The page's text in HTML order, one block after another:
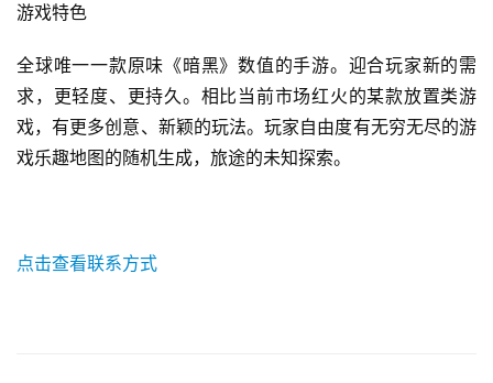
游戏特色
全球唯一一款原味《暗黑》数值的手游。迎合玩家新的需
求，更轻度、更持久。相比当前市场红火的某款放置类游
戏，有更多创意、新颖的玩法。玩家自由度有无穷无尽的游
戏乐趣地图的随机生成，旅途的未知探索。
点击查看联系方式